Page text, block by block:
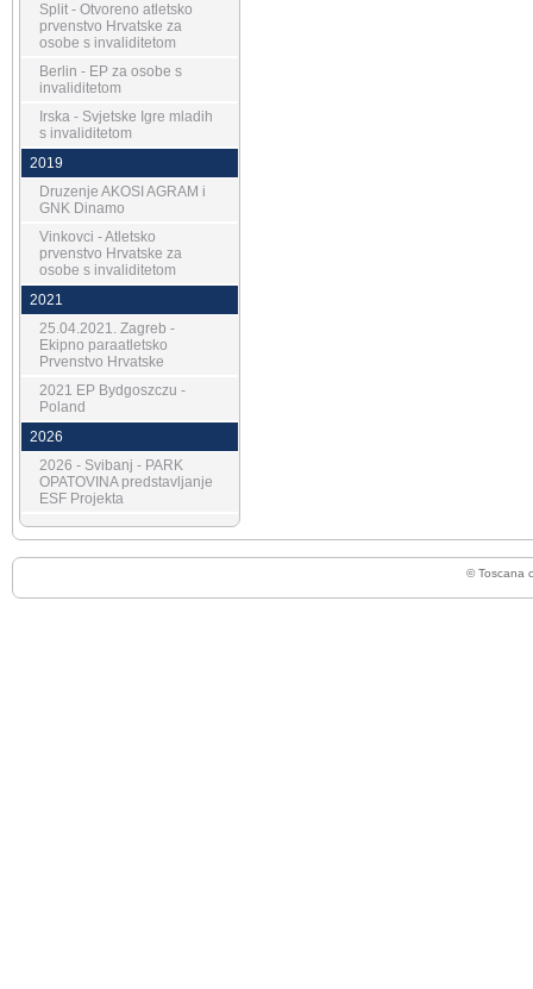
Split - Otvoreno atletsko
prvenstvo Hrvatske za
osobe s invaliditetom
Berlin - EP za osobe s
invaliditetom
Irska - Svjetske Igre mladih
s invaliditetom
2019
Druzenje AKOSI AGRAM i
GNK Dinamo
Vinkovci - Atletsko
prvenstvo Hrvatske za
osobe s invaliditetom
2021
25.04.2021. Zagreb -
Ekipno paraatletsko
Prvenstvo Hrvatske
2021 EP Bydgoszczu -
Poland
2026
2026 - Svibanj - PARK
OPATOVINA predstavljanje
ESF Projekta
© Toscana